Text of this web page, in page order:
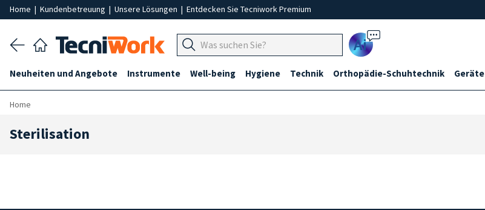
Home | Kundenbetreuung | Unsere Lösungen | Entdecken Sie Tecniwork Premium
Ai
Neuheiten und Angebote Instrumente Well-being Hygiene Technik Orthopädie-Schuhtechnik Geräte
Home
Sterilisation